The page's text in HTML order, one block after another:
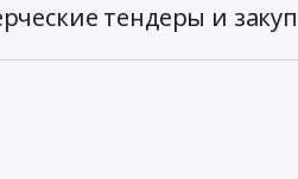
тендеры и